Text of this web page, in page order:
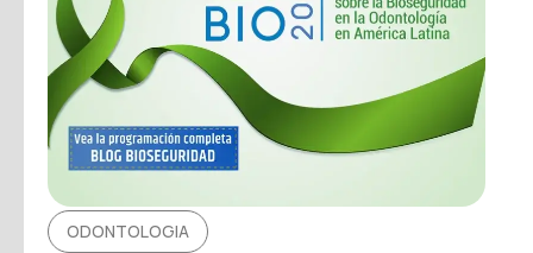
ODONTOLOGIA